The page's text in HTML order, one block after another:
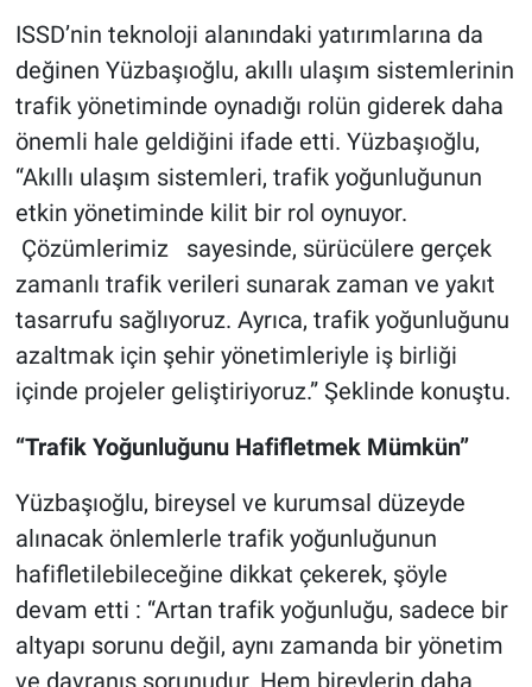
ISSD’nin teknoloji alanındaki yatırımlarına da
değinen Yüzbaşıoğlu, akıllı ulaşım sistemlerinin
trafik yönetiminde oynadığı rolün giderek daha
önemli hale geldiğini ifade etti. Yüzbaşıoğlu,
“Akıllı ulaşım sistemleri, trafik yoğunluğunun
etkin yönetiminde kilit bir rol oynuyor.
Çözümlerimiz sayesinde, sürücülere gerçek
zamanlı trafik verileri sunarak zaman ve yakıt
tasarrufu sağlıyoruz. Ayrıca, trafik yoğunluğunu
azaltmak için şehir yönetimleriyle iş birliği
içinde projeler geliştiriyoruz.” Şeklinde konuştu.
“Trafik Yoğunluğunu Hafifletmek Mümkün”
Yüzbaşıoğlu, bireysel ve kurumsal düzeyde
alınacak önlemlerle trafik yoğunluğunun
hafifletilebileceğine dikkat çekerek, şöyle
devam etti : “Artan trafik yoğunluğu, sadece bir
altyapı sorunu değil, aynı zamanda bir yönetim